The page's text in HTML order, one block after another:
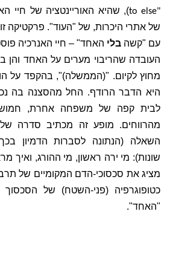
to else"), שהיא האוריינטציה של חיי
של אתרי היכרות, של "העוד". פרקטיקה
עם "קשה בלי האחד" – חיי האנרכיה
העובדה שהריבוי מערים על האחד
מחוץ לקיום. "(הממשלה)", בהקפד על
היא הדבר הרודף. החל מהסצנה בה
לבית קפה של משפחה אחרת, חמוש
מהרווחים. מופע זה מכתיב סדרה
השאלה (הנתונה לסברות הדמיון
שונות): מי ירה ראשון, מי ההורג, ואיך
מציג את סכסוכי-הדם המקומיים של
כטופוגרפיה (פני-השטח) של הסכסוך
"האחד".